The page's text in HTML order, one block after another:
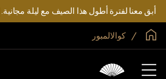
أبق معنا لفترة أطول هذا الصيف مع ليلة مجانية.
الصفحة الرئيسية العالمية
كوالالمبور